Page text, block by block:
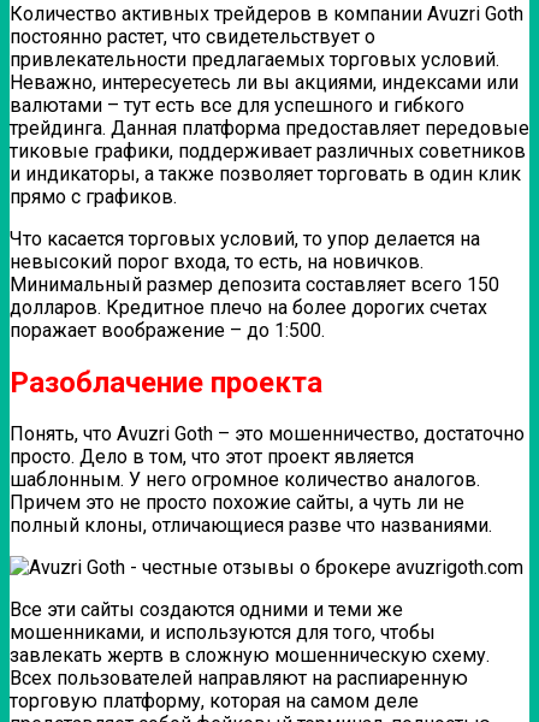
Количество активных трейдеров в компании Avuzri Goth
постоянно растет, что свидетельствует о
привлекательности предлагаемых торговых условий.
Неважно, интересуетесь ли вы акциями, индексами или
валютами – тут есть все для успешного и гибкого
трейдинга. Данная платформа предоставляет передовые
тиковые графики, поддерживает различных советников
и индикаторы, а также позволяет торговать в один клик
прямо с графиков.
Что касается торговых условий, то упор делается на
невысокий порог входа, то есть, на новичков.
Минимальный размер депозита составляет всего 150
долларов. Кредитное плечо на более дорогих счетах
поражает воображение – до 1:500.
Разоблачение проекта
Понять, что Avuzri Goth – это мошенничество, достаточно
просто. Дело в том, что этот проект является
шаблонным. У него огромное количество аналогов.
Причем это не просто похожие сайты, а чуть ли не
полный клоны, отличающиеся разве что названиями.
Все эти сайты создаются одними и теми же
мошенниками, и используются для того, чтобы
завлекать жертв в сложную мошенническую схему.
Всех пользователей направляют на распиаренную
торговую платформу, которая на самом деле